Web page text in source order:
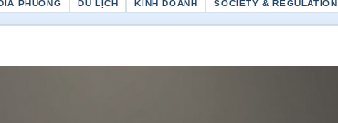
PHUONG DU LỊCH KINH DOANH SOCIETY & REGULATION